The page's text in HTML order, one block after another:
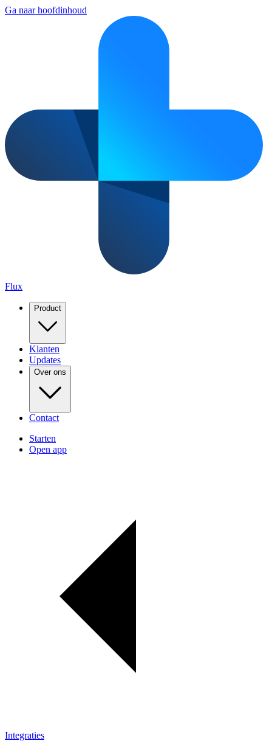
Ga naar hoofdinhoud
Flux
Product
Klanten
Updates
Over ons
Contact
Starten
Open app
Integraties